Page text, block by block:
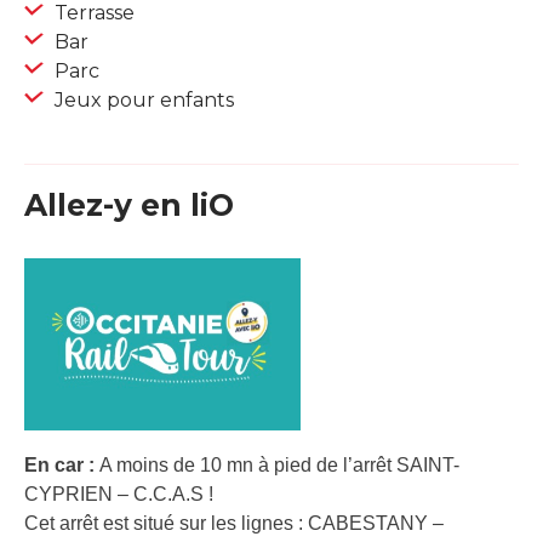
Terrasse
Bar
Parc
Jeux pour enfants
Allez-y en liO
En car : A moins de 10 mn à pied de l’arrêt SAINT-
CYPRIEN – C.C.A.S !
Cet arrêt est situé sur les lignes : CABESTANY –